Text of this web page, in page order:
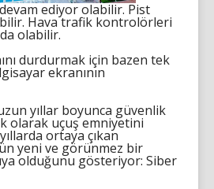
ediyor olabilir. Pist
Hava trafik kontrolörleri
olabilir.
durdurmak için bazen tek
ekranının
yıllar boyunca güvenlik
olarak uçuş emniyetini
ortaya çıkan
yeni ve görünmez bir
olduğunu gösteriyor: Siber